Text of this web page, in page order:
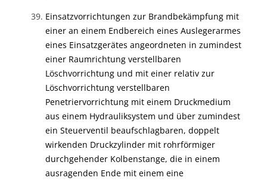
Einsatzvorrichtungen zur Brandbekämpfung mit
einer an einem Endbereich eines Auslegerarmes
eines Einsatzgerätes angeordneten in zumindest
einer Raumrichtung verstellbaren
Löschvorrichtung und mit einer relativ zur
Löschvorrichtung verstellbaren
Penetriervorrichtung mit einem Druckmedium
aus einem Hydrauliksystem und über zumindest
ein Steuerventil beaufschlagbaren, doppelt
wirkenden Druckzylinder mit rohrförmiger
durchgehender Kolbenstange, die in einem
ausragenden Ende mit einem eine